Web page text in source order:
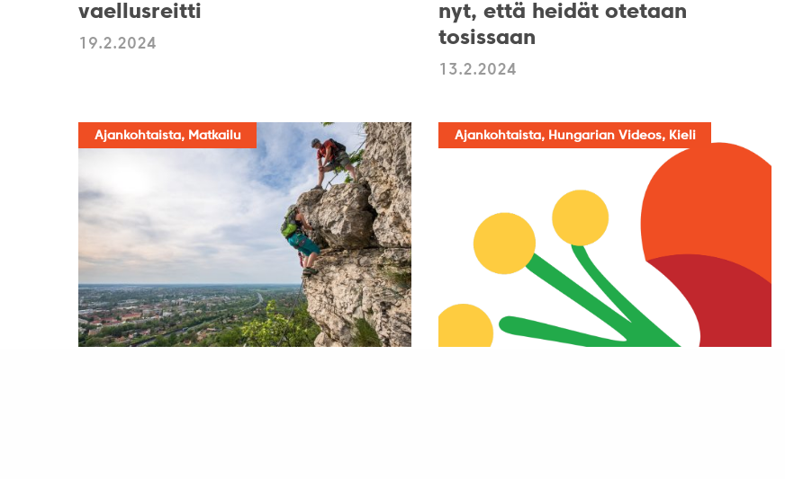
vaellusreitti
19.2.2024
nyt, että heidät otetaan
tosissaan
13.2.2024
Ajankohtaista, Matkailu Ajankohtaista, Hungarian Videos, Kieli